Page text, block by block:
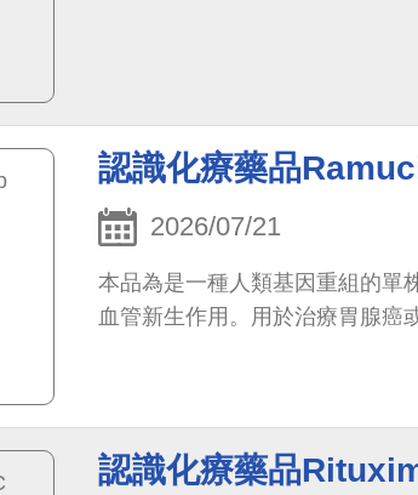
認識化療藥品
2026/07/21
本品為是一種人類基因重組的單
血管新生作用。用於治療胃腺癌
認識化療藥品